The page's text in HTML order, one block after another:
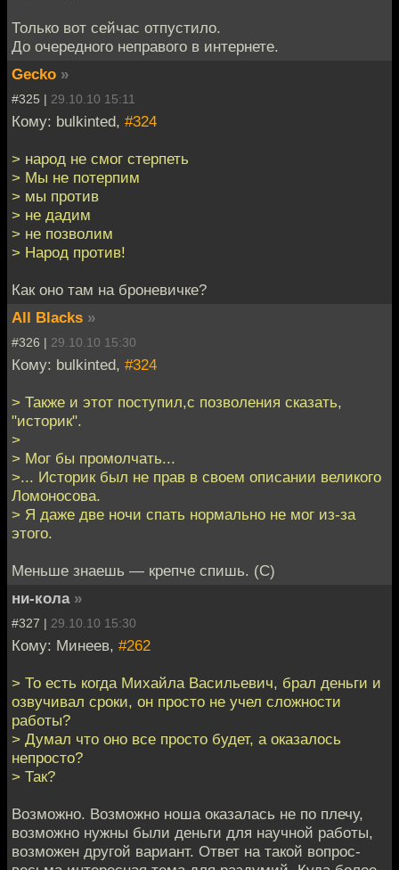
Только вот сейчас отпустило.
До очередного неправого в интернете.
Gecko »
#325 | 29.10.10 15:11
Кому: bulkinted, #324
> народ не смог стерпеть
> Мы не потерпим
> мы против
> не дадим
> не позволим
> Народ против!
Как оно там на броневичке?
All Blacks »
#326 | 29.10.10 15:30
Кому: bulkinted, #324
> Также и этот поступил,с позволения сказать,
"историк".
>
> Мог бы промолчать...
>... Историк был не прав в своем описании великого
Ломоносова.
> Я даже две ночи спать нормально не мог из-за
этого.
Меньше знаешь — крепче спишь. (С)
ни-кола »
#327 | 29.10.10 15:30
Кому: Минеев, #262
> То есть когда Михайла Васильевич, брал деньги и
озвучивал сроки, он просто не учел сложности
работы?
> Думал что оно все просто будет, а оказалось
непросто?
> Так?
Возможно. Возможно ноша оказалась не по плечу,
возможно нужны были деньги для научной работы,
возможен другой вариант. Ответ на такой вопрос-